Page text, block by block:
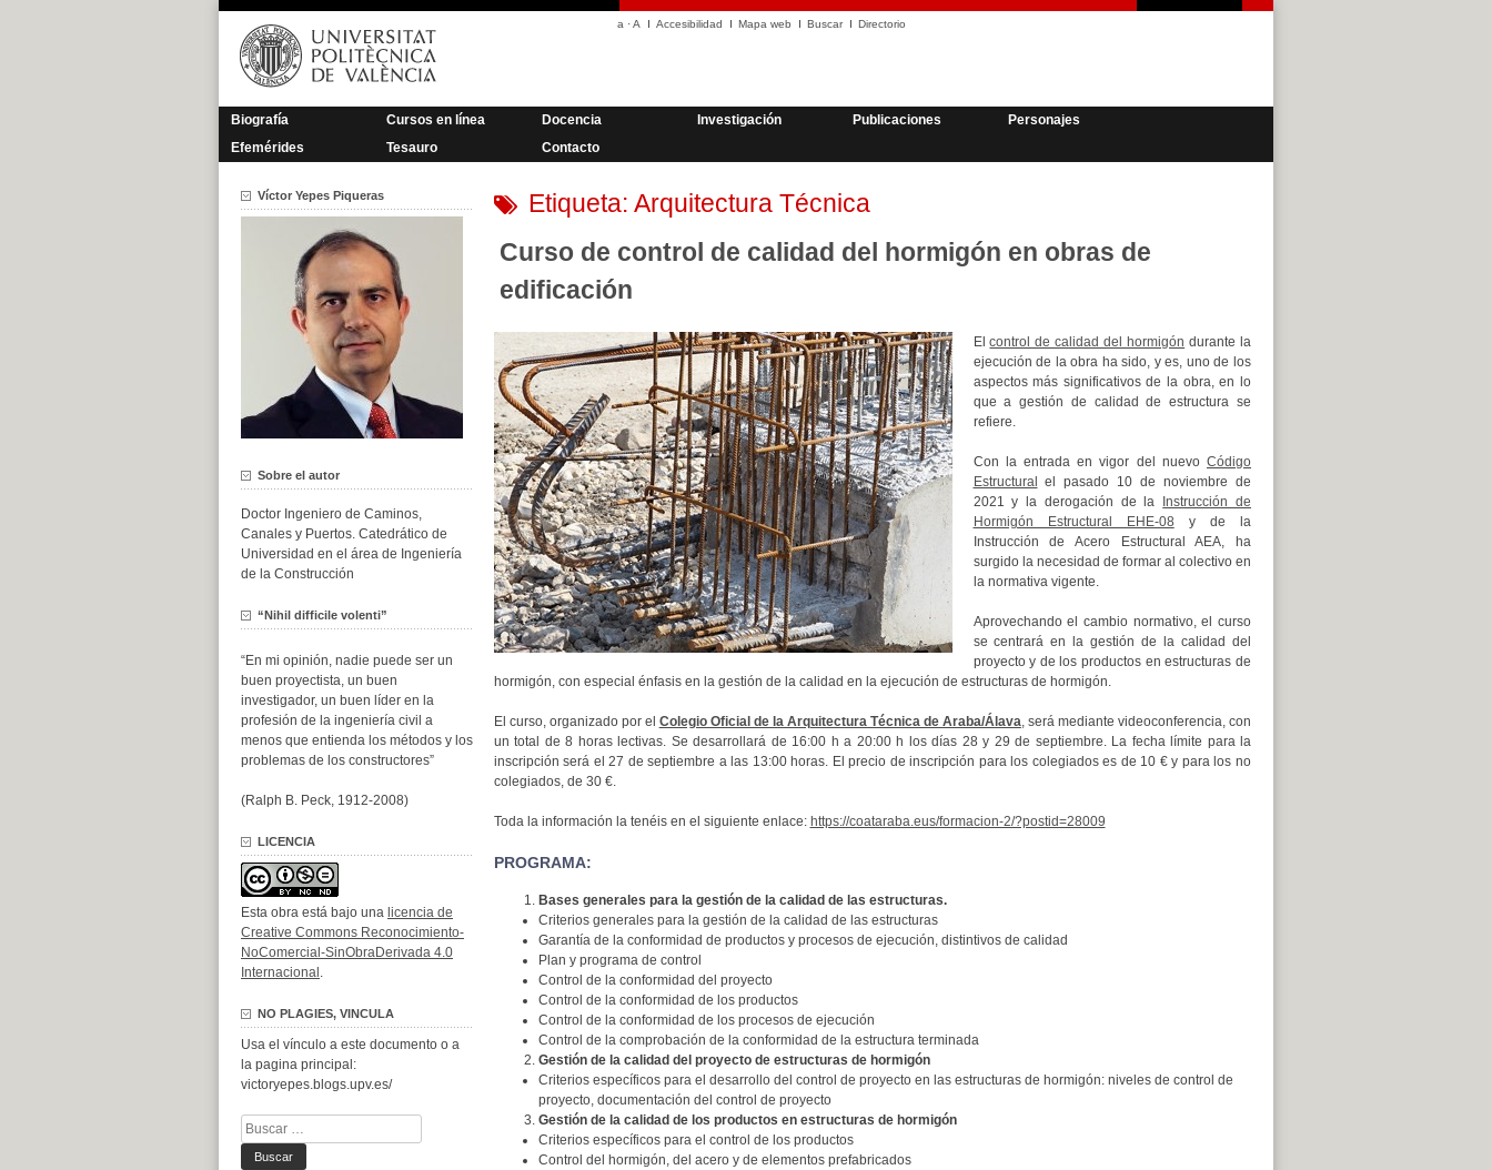
Saltar
contenido
a ·A Accesibilidad Mapa web Buscar Directorio
Biografía Cursos en línea Docencia Investigación Publicaciones
Personajes
Efemérides
Tesauro Contacto
Etiqueta: Arquitectura Técnica
Curso de control de calidad del hormigón en obras de
edificación
Elcontrol de calidad del hormigón durante la
ejecución de la obra ha sido, y es, uno de los
aspectos más significativos de la obra, en lo
que a gestión de calidad de estructura se
refiere.
Con la entrada en vigor del nuevo Código
Estructural
el pasado 10 de noviembre de
2021 y la derogación de la
Instrucción de
Hormigón Estructural EHE-08 y de la
Instrucción de Acero Estructural AEA, ha
surgido la necesidad de formar al colectivo en
la normativa vigente.
Aprovechando el cambio normativo, el curso
se centrará en la gestión de la calidad del
proyecto y de los productos en estructuras de
hormigón, con especial énfasis en la gestión de la calidad en la ejecución de estructuras de hormigón.
El curso, organizado por el Colegio Oficial de la Arquitectura Técnica de Araba/Álava, será mediante videoconferencia, con
un total de 8 horas lectivas. Se desarrollará de 16:00 h a 20:00 h los días 28 y 29 de septiembre. La fecha límite para la
inscripción será el 27 de septiembre a las 13:00 horas. El precio de inscripción para los colegiados es de 10 € y para los no
colegiados, de 30 €.
Toda la información la tenéis en el siguiente enlace: https://coataraba.eus/formacion-2/?postid=28009
PROGRAMA:
Bases generales para la gestión de la calidad de las estructuras.
Criterios generales para la gestión de la calidad de las estructuras
Garantía de la conformidad de productos y procesos de ejecución, distintivos de calidad
Plan y programa de control
Control de la conformidad del proyecto
Control de la conformidad de los productos
Control de la conformidad de los procesos de ejecución
Control de la comprobación de la conformidad de la estructura terminada
Gestión de la calidad del proyecto de estructuras de hormigón
Criterios específicos para el desarrollo del control de proyecto en las estructuras de hormigón: niveles de control de
proyecto, documentación del control de proyecto
Gestión de la calidad de los productos en estructuras de hormigón
Criterios específicos para el control de los productos
Control del hormigón, del acero y de elementos prefabricados
Víctor Yepes Piqueras
Sobre el autor
Doctor Ingeniero de Caminos,
Canales y Puertos. Catedrático de
Universidad en el área de Ingeniería
de la Construcción
“Nihil difficile volenti”
“En mi opinión, nadie puede ser un
buen proyectista, un buen
investigador, un buen líder en la
profesión de la ingeniería civil a
menos que entienda los métodos y los
problemas de los constructores”
(Ralph B. Peck, 1912-2008)
LICENCIA
Esta obra está bajo una licencia de
Creative Commons Reconocimiento-
NoComercial-SinObraDerivada 4.0
Internacional .
NO PLAGIES, VINCULA
Usa el vínculo a este documento o a
la pagina principal:
victoryepes.blogs.upv.es/
Buscar: